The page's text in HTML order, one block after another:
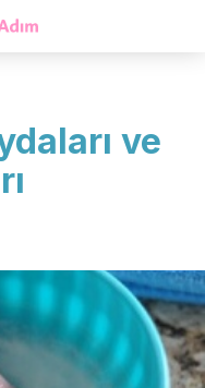
ve